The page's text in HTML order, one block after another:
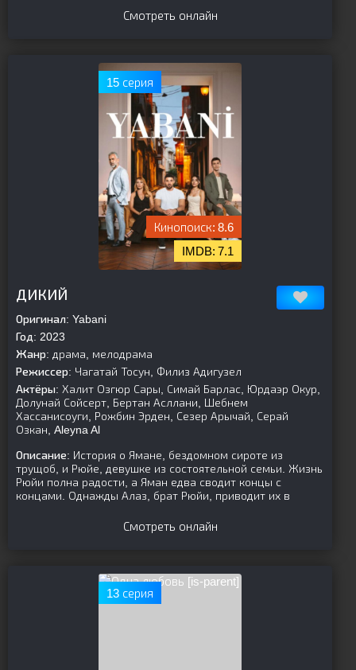
Смотреть онлайн
15 серия
8.6
7.1
ДИКИЙ
Оригинал: Yabani
Год: 2023
Жанр: драма, мелодрама
Режиссер: Чагатай Тосун, Филиз Адигузел
Актёры: Халит Озгюр Сары, Симай Барлас, Юрдаэр Окур,
Долунай Сойсерт, Бертан Асллани, Шебнем
Хассанисоуги, Рожбин Эрден, Сезер Арычай, Серай
Озкан, Aleyna Al
Описание: История о Ямане, бездомном сироте из
трущоб, и Рюйе, девушке из состоятельной семьи. Жизнь
Рюйи полна радости, а Яман едва сводит концы с
концами. Однажды Алаз, брат Рюйи, приводит их в
Смотреть онлайн
[is-parent]
13 серия